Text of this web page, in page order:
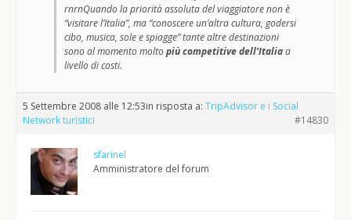
rnrnQuando la priorità assoluta del viaggiatore non è
“visitare l’Italia”, ma “conoscere un’altra cultura, godersi
cibo, musica, sole e spiagge” tante altre destinazioni
sono al momento moltopiù competitive dell’Italiaa
livello di costi.
5 Settembre 2008 alle 12:53in risposta a: TripAdvisor e i Social
Network turistici
#14830
sfarinel
Amministratore del forum